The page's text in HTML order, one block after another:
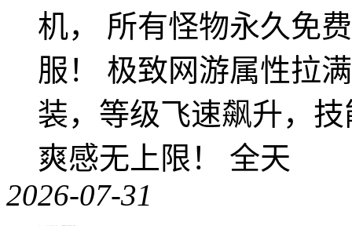
机， 所有怪物永久免
服！ 极致网游属性拉
装，等级飞速飙升，
爽感无上限！ 全天
2026-07-31